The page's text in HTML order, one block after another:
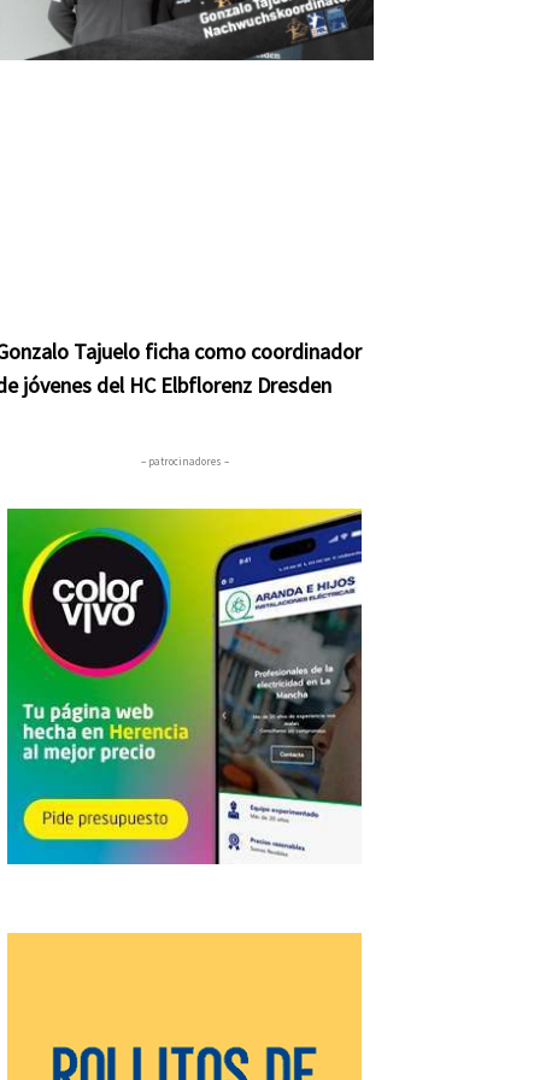
Tajuelo ficha como coordinador
jóvenes del HC Elbflorenz Dresden
– patrocinadores –